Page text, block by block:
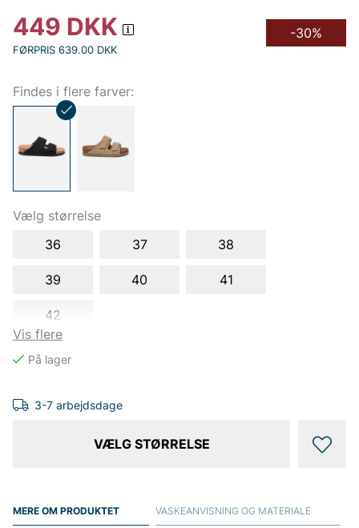
449 DKK
FØRPRIS 639.00 DKK
-30%
Findes i flere farver:
Vælg størrelse
Vis flere
36 37 38
39 40 41
42
3-7 arbejdsdage
VÆLG STØRRELSE
MERE OM PRODUKTET VASKEANVISNING OG MATERIALE